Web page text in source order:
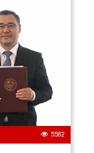
5582